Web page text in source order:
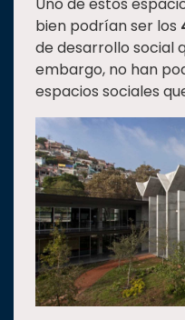
Estudiantes
Rectoría
Investigación
Internacionalización
Responsabilidad
social
Vinculación
Historia
Universiada
Nacional
bien podrían ser los
de desarrollo social
embargo, no han
espacios sociales